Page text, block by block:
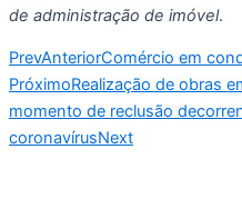
de administração de imóvel.
PrevAnteriorComércio em
PróximoRealização de obras
momento de reclusão
coronavírusNext